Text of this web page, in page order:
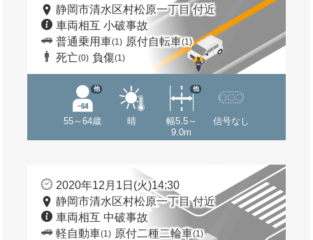
静岡市清水区村松原一丁目 付近
車両相互 小破事故
普通乗用車(1) 原付自転車(1)
死亡(0) 負傷(1)
55～64歳
他
晴
幅5.5～
9.0m
他
信号なし
2020年12月1日(火)14:30
静岡市清水区村松原一丁目 付近
車両相互 中破事故
軽自動車(1) 原付二種二輪車(1)